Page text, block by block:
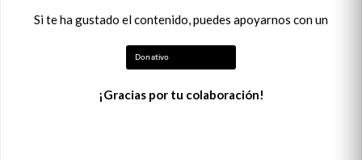
Si te ha gustado el contenido, puedes apoyarnos con un
Donativo
¡Gracias por tu colaboración!